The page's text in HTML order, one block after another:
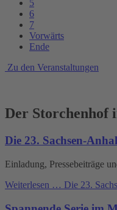
5
6
7
Vorwärts
Ende
Zu den Veranstaltungen
Der Storchenhof
Die 23. Sachsen-
Einladung, Pressebeiträge
Weiterlesen … Die 23.